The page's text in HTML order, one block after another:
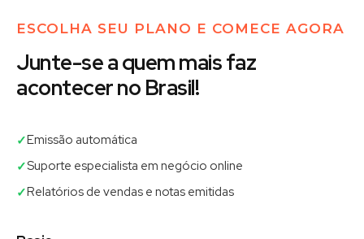
ESCOLHA SEU PLANO E COMECE AGORA
Junte-se a quem mais faz
acontecer no Brasil!
✓Emissão automática
✓Suporte especialista em negócio online
✓Relatórios de vendas e notas emitidas